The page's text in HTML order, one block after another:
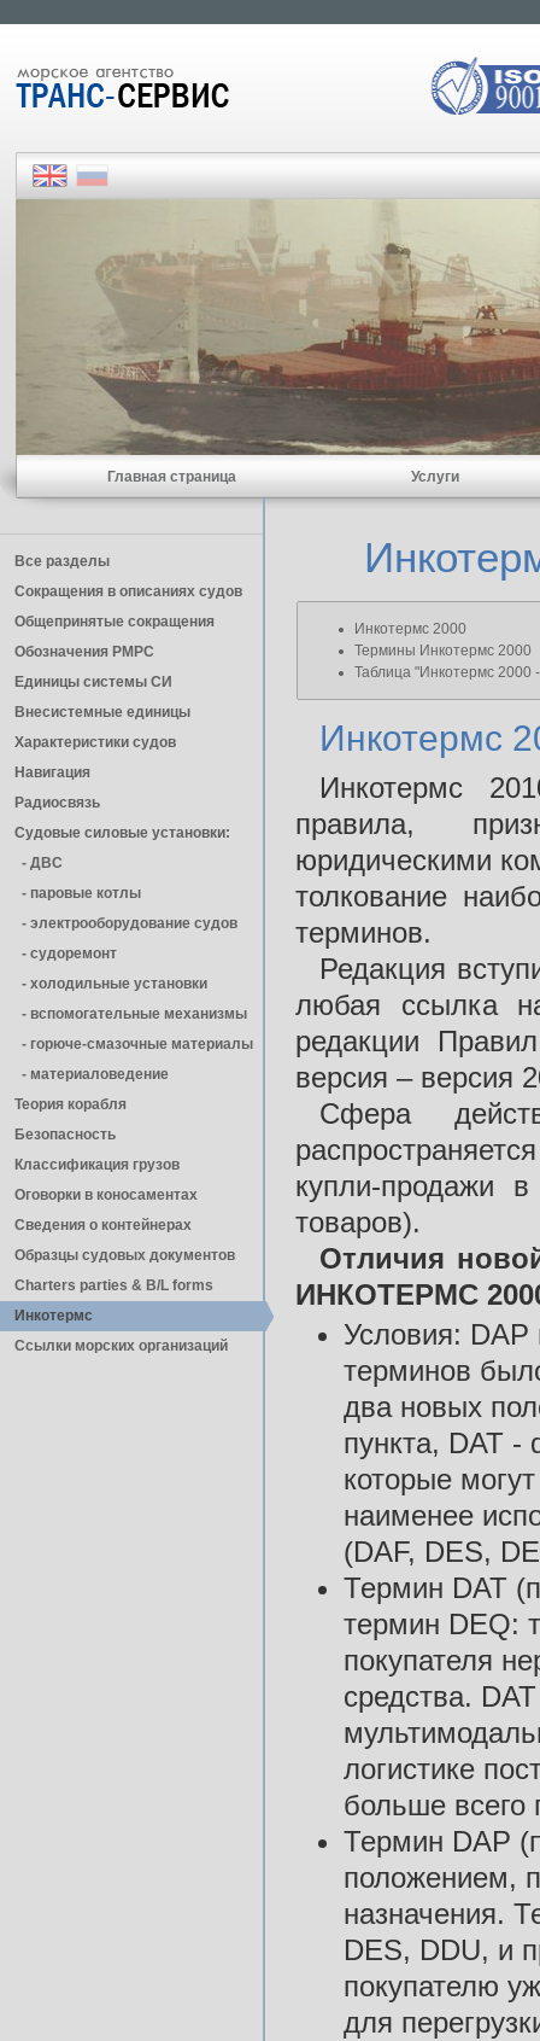
Главная страница Услуги
Все разделы
Сокращения в описаниях судов
Общепринятые сокращения
Обозначения РМРС
Единицы cистемы СИ
Внесистемные единицы
Характеристики судов
Навигация
Радиосвязь
Судовые силовые установки:
- ДВС
- паровые котлы
- электрооборудование судов
- cудоремонт
- холодильные установки
- вспомогательные механизмы
- горюче-смазочные материалы
- материаловедение
Теория корабля
Безопасность
Классификация грузов
Оговорки в коносаментах
Сведения о контейнерах
Образцы судовых документов
Charters parties & B/L forms
Инкотермс
Ссылки морских организаций
Инкотермс 2000
Термины Инкотермс 2000
Таблица "Инкотермс 2000
Инкотермс
Инкотермс
правила,
юридическими
толкование
терминов.
Редакция
любая ссылка
редакции
версия – версия
Сфера
купли-продажи
товаров).
Отличия
ИНКОТЕРМС
Условия:
терминов
два новых
пункта, DAT -
которые
наименее
(DAF, DES,
Термин DAT
термин DEQ:
покупателя
средства.
логистике
больше всего
Термин DAP
положением,
назначения.
DES, DDU, и
покупателю
для